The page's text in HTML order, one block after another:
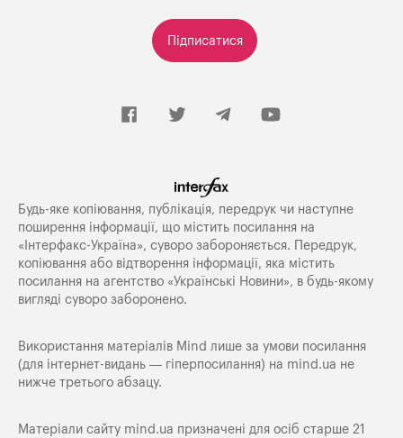
Підписатися
Будь-яке копiювання, публiкацiя, передрук чи наступне
поширення iнформацiї, що мiстить посилання на
«Iнтерфакс-Україна», суворо забороняється. Передрук,
копіювання або відтворення інформації, яка містить
посилання на агентство «Українські Новини», в будь-якому
вигляді суворо заборонено.
Використання матеріалів Mind лише за умови посилання
(для інтернет-видань — гіперпосилання) на mind.ua не
нижче третього абзацу.
Матеріали сайту mind.ua призначені для осіб старше 21